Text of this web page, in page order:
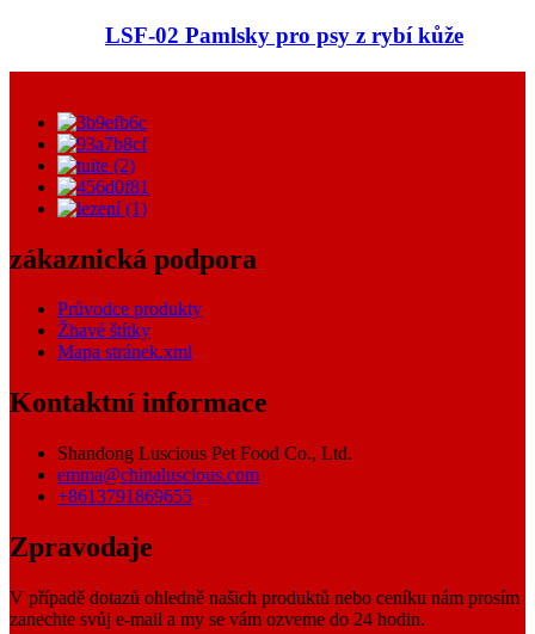
LSF-02 Pamlsky pro psy z rybí kůže
zákaznická podpora
Průvodce produkty
Žhavé štítky
Mapa stránek.xml
Kontaktní informace
Shandong Luscious Pet Food Co., Ltd.
emma@chinaluscious.com
+8613791869655
Zpravodaje
V případě dotazů ohledně našich produktů nebo ceníku nám prosím
zanechte svůj e-mail a my se vám ozveme do 24 hodin.